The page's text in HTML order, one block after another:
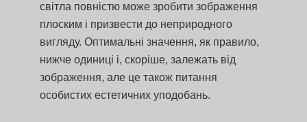
світла повністю може зробити зображення
плоским і призвести до неприродного
вигляду. Оптимальні значення, як правило,
нижче одиниці і, скоріше, залежать від
зображення, але це також питання
особистих естетичних уподобань.